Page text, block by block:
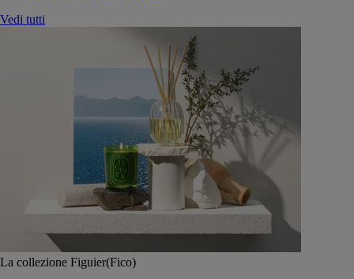
Vedi tutti
La collezione Figuier(Fico)